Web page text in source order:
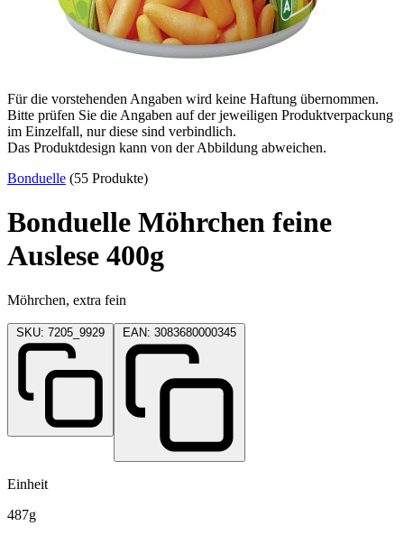
Für die vorstehenden Angaben wird keine Haftung übernommen.
Bitte prüfen Sie die Angaben auf der jeweiligen Produktverpackung
im Einzelfall, nur diese sind verbindlich.
Das Produktdesign kann von der Abbildung abweichen.
Bonduelle (55 Produkte)
Bonduelle Möhrchen feine
Auslese 400g
Möhrchen, extra fein
Einheit
487g